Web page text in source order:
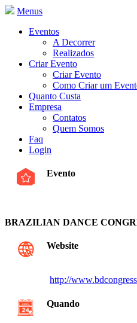
Menus
Eventos
A Decorrer
Realizados
Criar Evento
Criar Evento
Como Criar um
Quanto Custa
Empresa
Contatos
Quem Somos
Faq
Login
Evento
BRAZILIAN DANCE
Website
http://
Quando